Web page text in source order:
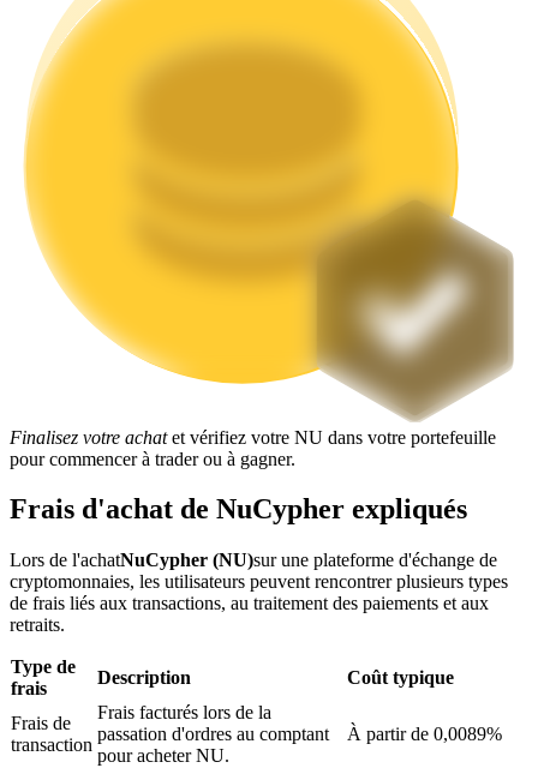
Staking flexible pour gagner des jetons populaires
Des investissements exclusifs pour les détenteurs de BTR
Finalisez votre achatet vérifiez votre NU dans votre portefeuille
pour commencer à trader ou à gagner.
Frais d'achat de NuCypher expliqués
Lors de l'achatNuCypher (NU)sur une plateforme d'échange de
cryptomonnaies, les utilisateurs peuvent rencontrer plusieurs types
de frais liés aux transactions, au traitement des paiements et aux
retraits.
Type de
frais
Description Coût typique
Frais de
transaction
Frais facturés lors de la
passation d'ordres au comptant
pour acheter NU.
À partir de 0,0089%